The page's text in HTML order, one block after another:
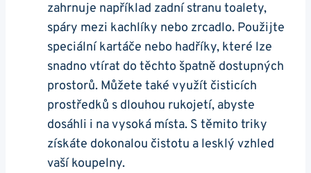
zahrnuje například zadní stranu toalety,
spáry mezi kachlíky nebo zrcadlo. Použijte
speciální kartáče nebo hadříky, které lze
snadno vtírat do těchto špatně dostupných
prostorů. Můžete také využít čisticích
prostředků s dlouhou rukojetí, abyste
dosáhli i na vysoká místa. S těmito triky
získáte dokonalou čistotu a lesklý vzhled
vaší koupelny.